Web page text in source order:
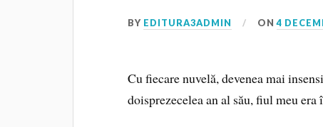
BY EDITURA3ADMIN ON4
Cu fiecare nuvelă, devenea mai
doisprezecelea an al său, fiul meu